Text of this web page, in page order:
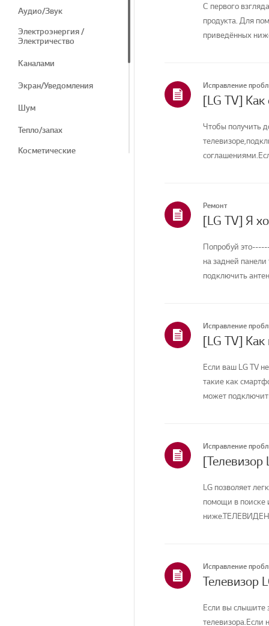
Аудио/Звук
Электроэнергия /
Электричество
Каналами
Экран/Уведомления
Шум
Тепло/запах
Косметические
С первого
продукта. Для
приведённых
Исправление
[LG TV] Как
Чтобы получить
Ремонт
Попробуй
на задней
подключить
Исправление
[LG TV]
Если ваш LG TV
такие как
может
Исправление
LG позволяет
помощи в поиске
Исправление
Телевизор
Если вы слышите
телевизора.Если